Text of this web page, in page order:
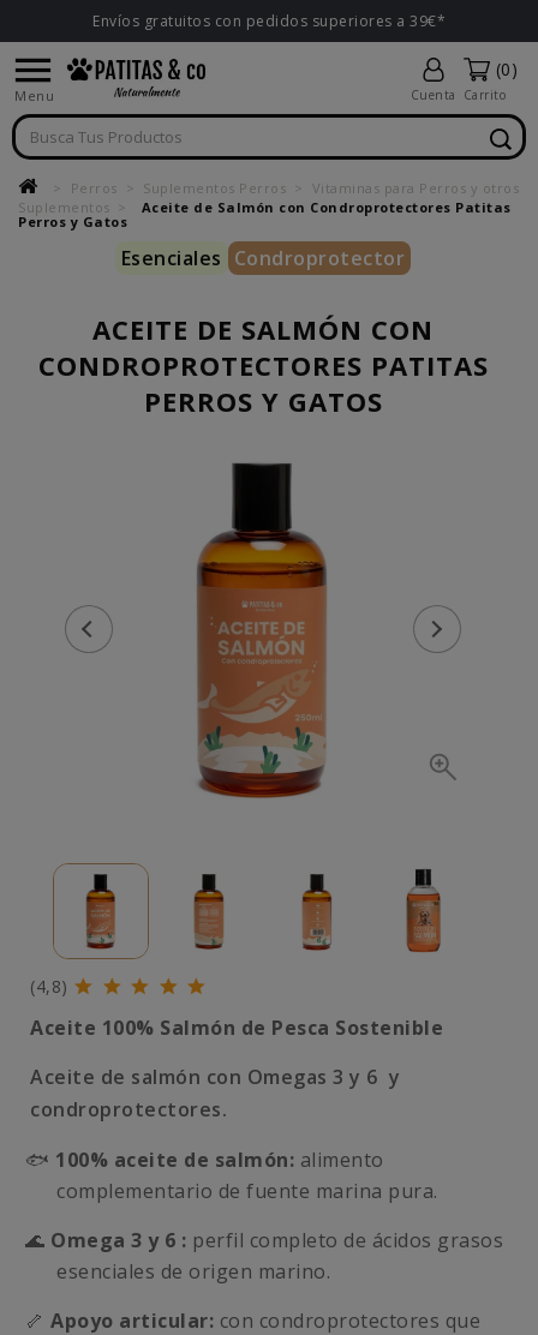
Envíos gratuitos con pedidos superiores a 39€*

Menu Cuenta
(0)
Carrito
Perros Suplementos Perros
Vitaminas para Perros y otros
Suplementos
Aceite de Salmón con Condroprotectores Patitas
Perros y Gatos
Esenciales Condroprotector
ACEITE DE SALMÓN CON
CONDROPROTECTORES PATITAS
PERROS Y GATOS
(4,8)
Aceite 100% Salmón de Pesca Sostenible
Aceite de salmón con Omegas 3 y 6 y
condroprotectores.
🐟 100% aceite de salmón: alimento
complementario de fuente marina pura.
🌊 Omega 3 y 6 : perfil completo de ácidos grasos
esenciales de origen marino.
🦴 Apoyo articular: con condroprotectores que